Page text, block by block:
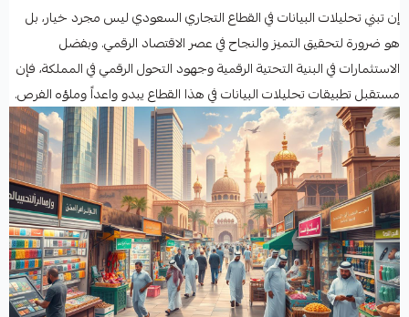
إن تبني تحليلات البيانات في القطاع التجاري السعودي ليس مجرد خيار، بل
هو ضرورة لتحقيق التميز والنجاح في عصر الاقتصاد الرقمي. وبفضل
الاستثمارات في البنية التحتية الرقمية وجهود التحول الرقمي في المملكة، فإن
مستقبل تطبيقات تحليلات البيانات في هذا القطاع يبدو واعداً وملؤه الفرص.